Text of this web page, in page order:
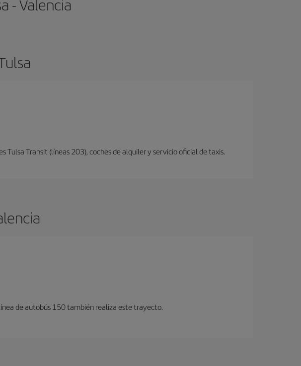
- Valencia
Transit (líneas 203), coches de alquiler y servicio oficial de taxis.
de autobús 150 también realiza este trayecto.